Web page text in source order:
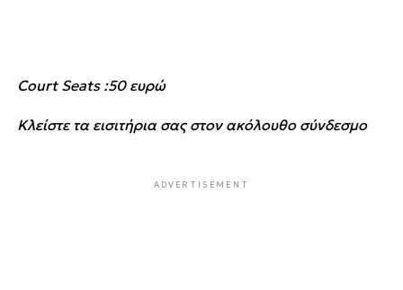
Court Seats :50 ευρώ
Κλείστε τα εισιτήρια σας στον ακόλουθο σύνδεσμο
ADVERTISEMENT